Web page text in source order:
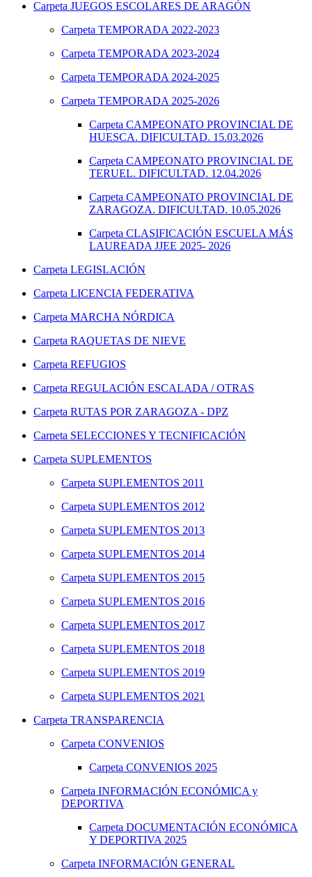
Carpeta JUEGOS ESCOLARES DE ARAGÓN
Carpeta TEMPORADA 2022-2023
Carpeta TEMPORADA 2023-2024
Carpeta TEMPORADA 2024-2025
Carpeta TEMPORADA 2025-2026
Carpeta CAMPEONATO PROVINCIAL DE
HUESCA. DIFICULTAD. 15.03.2026
Carpeta CAMPEONATO PROVINCIAL DE
TERUEL. DIFICULTAD. 12.04.2026
Carpeta CAMPEONATO PROVINCIAL DE
ZARAGOZA. DIFICULTAD. 10.05.2026
Carpeta CLASIFICACIÓN ESCUELA MÁS
LAUREADA JJEE 2025- 2026
Carpeta LEGISLACIÓN
Carpeta LICENCIA FEDERATIVA
Carpeta MARCHA NÓRDICA
Carpeta RAQUETAS DE NIEVE
Carpeta REFUGIOS
Carpeta REGULACIÓN ESCALADA / OTRAS
Carpeta RUTAS POR ZARAGOZA - DPZ
Carpeta SELECCIONES Y TECNIFICACIÓN
Carpeta SUPLEMENTOS
Carpeta SUPLEMENTOS 2011
Carpeta SUPLEMENTOS 2012
Carpeta SUPLEMENTOS 2013
Carpeta SUPLEMENTOS 2014
Carpeta SUPLEMENTOS 2015
Carpeta SUPLEMENTOS 2016
Carpeta SUPLEMENTOS 2017
Carpeta SUPLEMENTOS 2018
Carpeta SUPLEMENTOS 2019
Carpeta SUPLEMENTOS 2021
Carpeta TRANSPARENCIA
Carpeta CONVENIOS
Carpeta CONVENIOS 2025
Carpeta INFORMACIÓN ECONÓMICA y
DEPORTIVA
Carpeta DOCUMENTACIÓN ECONÓMICA
Y DEPORTIVA 2025
Carpeta INFORMACIÓN GENERAL